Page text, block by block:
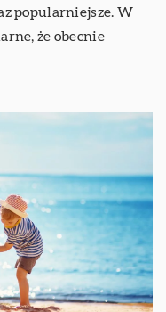
popularniejsze. W
że obecnie